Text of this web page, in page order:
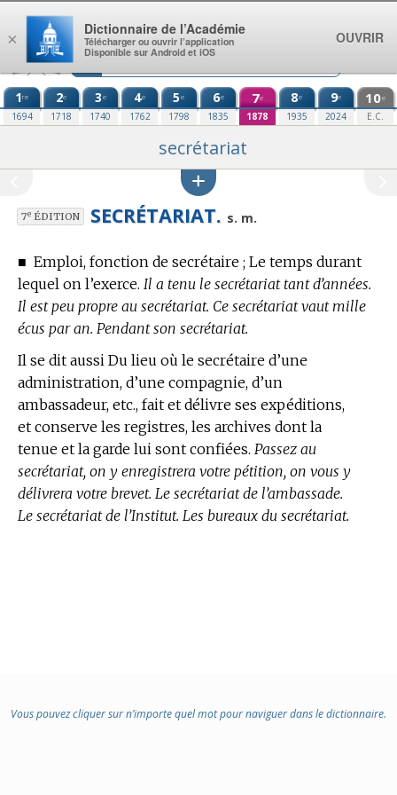
Aller au contenu
1re
1694
2e
1718
3e
1740
4e
1762
5e
1798
6e
1835
7e
1878
8e
1935
9e
2024
10e
E.C.
secrétariat
7eÉDITION SECRÉTARIAT. s. m.
■ Emploi, fonction de secrétaire ; Le temps durant
lequel on l’exerce. Il a tenu le secrétariat tant d’années.
Il est peu propre au secrétariat. Ce secrétariat vaut mille
écus par an. Pendant son secrétariat.
Il se dit aussi Du lieu où le secrétaire d’une
administration, d’une compagnie, d’un
ambassadeur, etc., fait et délivre ses expéditions,
et conserve les registres, les archives dont la
tenue et la garde lui sont confiées. Passez au
secrétariat, on y enregistrera votre pétition, on vous y
délivrera votre brevet. Le secrétariat de l’ambassade.
Le secrétariat de l’Institut. Les bureaux du secrétariat.
Vous pouvez cliquer sur n’importe quel mot pour naviguer dans le dictionnaire.
×
Dictionnaire de l’Académie
Télécharger ou ouvrir l’application
Disponible sur Android et iOS
OUVRIR